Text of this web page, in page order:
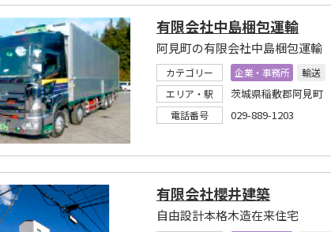
有限会社中島梱包運輸
阿見町の有限会社中島梱包運輸
カテゴリー 企業・事務所
輸送
エリア・駅
茨城県稲敷郡阿見町
電話番号 029-889-1203
有限会社櫻井建築
自由設計本格木造在来住宅